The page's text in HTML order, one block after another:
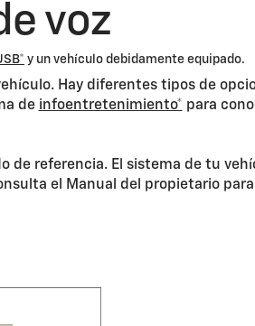
voz
y un vehículo debidamente equipado.
Hay diferentes tipos de
de infoentretenimiento* para
de referencia. El sistema de tu
el Manual del propietario